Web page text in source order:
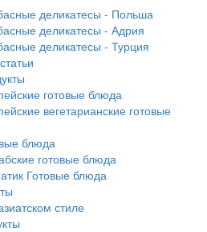
деликатесы - Польша
деликатесы - Адрия
деликатесы - Турция
готовые блюда
вегетарианские готовые
блюда
готовые блюда
Готовые блюда
стиле